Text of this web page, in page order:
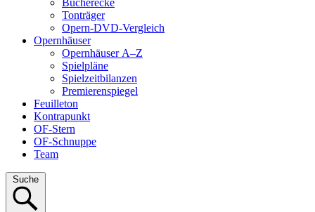
Bücherecke
Tonträger
Opern-DVD-Vergleich
Opernhäuser
Opernhäuser A–Z
Spielpläne
Spielzeitbilanzen
Premierenspiegel
Feuilleton
Kontrapunkt
OF-Stern
OF-Schnuppe
Team
Suche